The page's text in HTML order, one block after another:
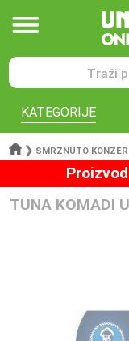
KATEGORIJE
❯ SMRZNUTO KONZER
TUNA KOMADI